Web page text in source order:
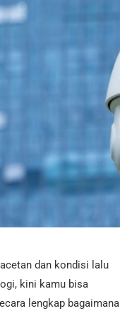
dan kondisi lalu
kini kamu bisa
lengkap bagaimana